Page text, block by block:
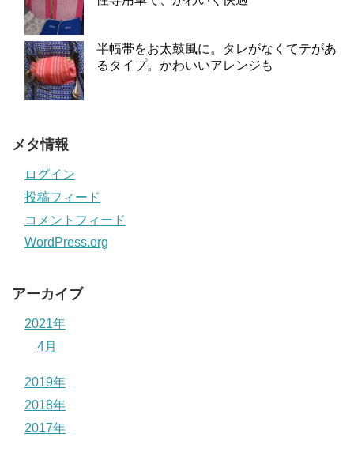
半幅帯をお太鼓風に。タレがなくてテがあ
るタイプ。かわいいアレンジも
メタ情報
ログイン
投稿フィード
コメントフィード
WordPress.org
アーカイブ
2021年
4月
2019年
2018年
2017年